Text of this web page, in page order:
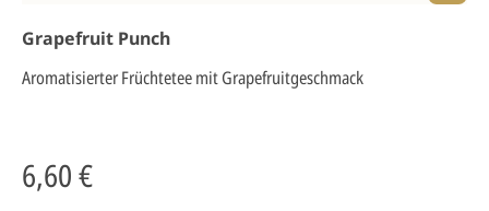
Grapefruit Punch
Aromatisierter Früchtetee mit Grapefruitgeschmack
6,60 €